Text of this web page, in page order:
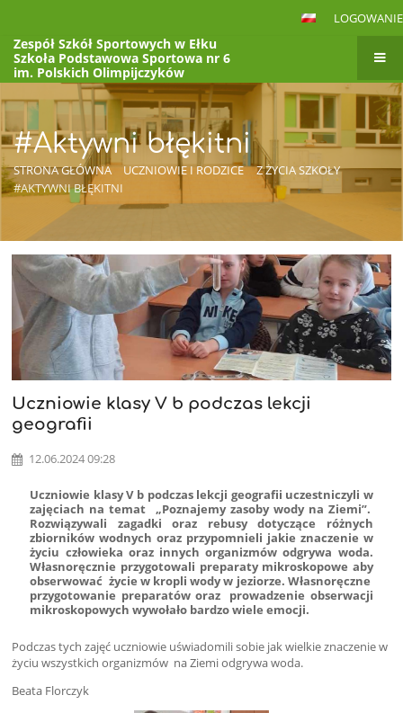
LOGOWANIE
Zespół Szkół Sportowych w Ełku
Szkoła Podstawowa Sportowa nr 6
im. Polskich Olimpijczyków
VI Liceum Ogólnokształcące
im. Polskich Olimpijczyków
to jest link BOXc
#Aktywni błękitni
STRONA GŁÓWNA UCZNIOWIE I RODZICE
Z ŻYCIA SZKOŁY
#AKTYWNI BŁĘKITNI
#Aktywni
błękitni
Uczniowie klasy V b podczas lekcji
geografii
12.06.2024 09:28
Uczniowie klasy V b podczas lekcji geografii uczestniczyli w
zajęciach na temat „Poznajemy zasoby wody na Ziemi”.
Rozwiązywali zagadki oraz rebusy dotyczące różnych
zbiorników wodnych oraz przypomnieli jakie znaczenie w
życiu człowieka oraz innych organizmów odgrywa woda.
Własnoręcznie przygotowali preparaty mikroskopowe aby
obserwować życie w kropli wody w jeziorze. Własnoręczne
przygotowanie preparatów oraz prowadzenie obserwacji
mikroskopowych wywołało bardzo wiele emocji.
Podczas tych zajęć uczniowie uświadomili sobie jak wielkie znaczenie w
życiu wszystkich organizmów na Ziemi odgrywa woda.
Beata Florczyk